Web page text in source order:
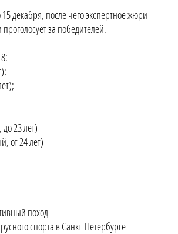
декабря, после чего экспертное жюри
за победителей.
23 лет)
от 24 лет)
поход
спорта в Санкт-Петербурге